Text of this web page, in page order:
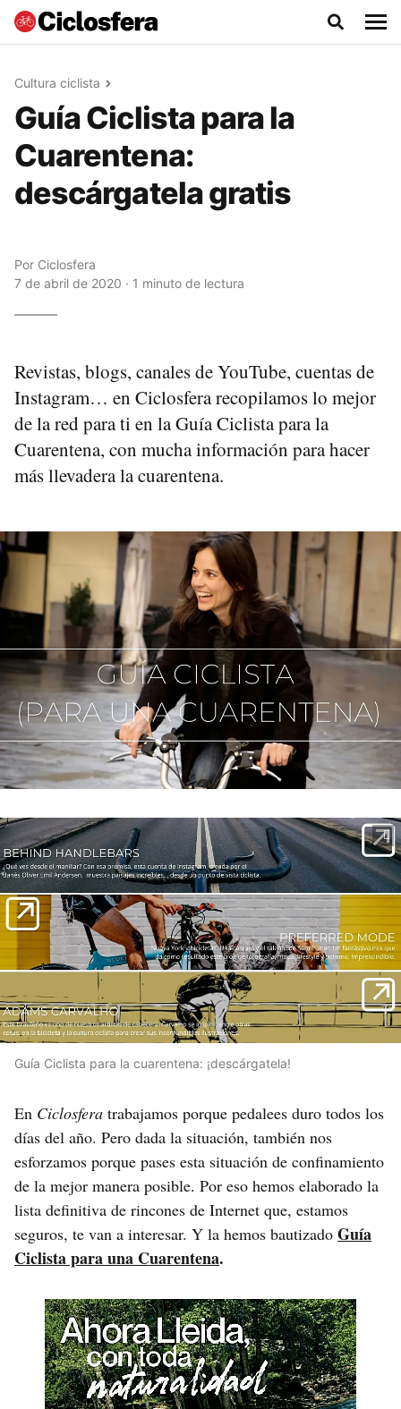
Cultura ciclista
Guía Ciclista para la
Cuarentena:
descárgatela gratis
Por Ciclosfera
7 de abril de 2020 · 1 minuto de lectura
Revistas, blogs, canales de YouTube, cuentas de
Instagram… en Ciclosfera recopilamos lo mejor
de la red para ti en la Guía Ciclista para la
Cuarentena, con mucha información para hacer
más llevadera la cuarentena.
Guía Ciclista para la cuarentena: ¡descárgatela!
En Ciclosfera trabajamos porque pedalees duro todos los
días del año. Pero dada la situación, también nos
esforzamos porque pases esta situación de confinamiento
de la mejor manera posible. Por eso hemos elaborado la
lista definitiva de rincones de Internet que, estamos
seguros, te van a interesar. Y la hemos bautizado Guía
Ciclista para una Cuarentena.